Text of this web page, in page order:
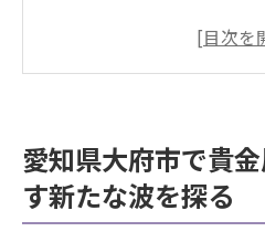
地域住民の生活に与
投資家が注目する
大府市の文化と貴金
愛知県大府市で貴
す新たな波を探る